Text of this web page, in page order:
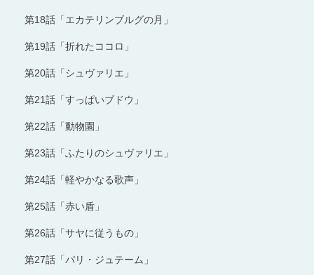
第18話「エカテリンブルグの月」
第19話「折れたココロ」
第20話「シュヴァリエ」
第21話「すっぱいブドウ」
第22話「動物園」
第23話「ふたりのシュヴァリエ」
第24話「軽やかなる歌声」
第25話「赤い盾」
第26話「サヤに従うもの」
第27話「パリ・ジュテーム」